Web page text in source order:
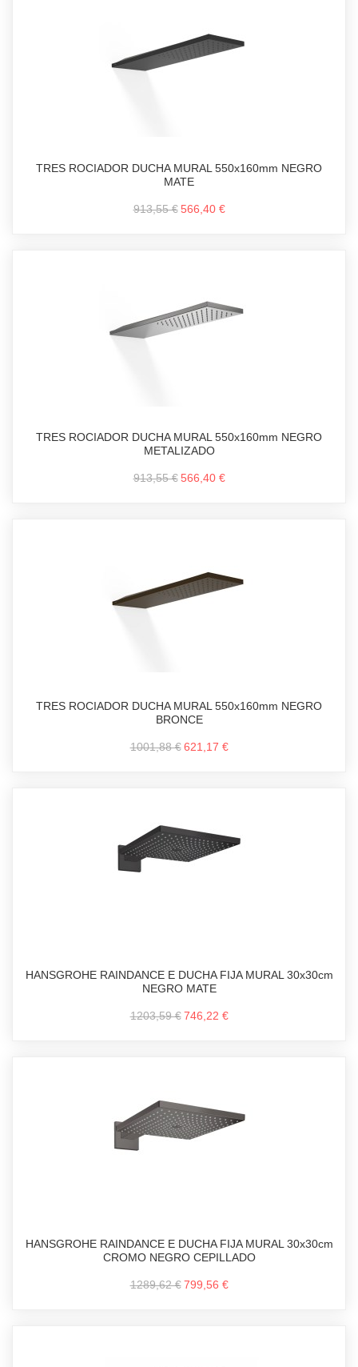
TRES ROCIADOR DUCHA MURAL 550x160mm NEGRO
MATE
913,55 € 566,40 €
TRES ROCIADOR DUCHA MURAL 550x160mm NEGRO
METALIZADO
913,55 € 566,40 €
TRES ROCIADOR DUCHA MURAL 550x160mm NEGRO
BRONCE
1001,88 € 621,17 €
HANSGROHE RAINDANCE E DUCHA FIJA MURAL 30x30cm
NEGRO MATE
1203,59 € 746,22 €
HANSGROHE RAINDANCE E DUCHA FIJA MURAL 30x30cm
CROMO NEGRO CEPILLADO
1289,62 € 799,56 €